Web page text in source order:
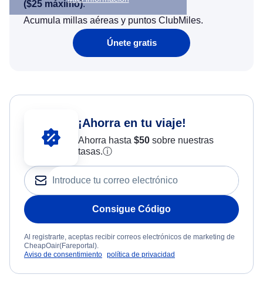
($25 máximo).
Acumula millas aéreas y puntos ClubMiles.
Únete gratis
¡Ahorra en tu viaje!
Ahorra hasta $50sobre nuestras
tasas.ⓘ
Consigue Código
Al registrarte, aceptas recibir correos electrónicos de marketing de
CheapOair(Fareportal).
Aviso de consentimiento política de privacidad